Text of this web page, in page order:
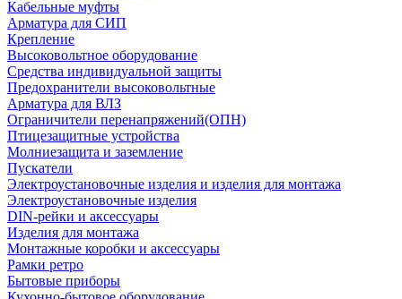
Кабельные муфты
Арматура для СИП
Крепление
Высоковольтное оборудование
Средства индивидуальной защиты
Предохранители высоковольтные
Арматура для ВЛЗ
Ограничители перенапряжений(ОПН)
Птицезащитные устройства
Молниезащита и заземление
Пускатели
Электроустановочные изделия и изделия для монтажа
Электроустановочные изделия
DIN-рейки и аксессуары
Изделия для монтажа
Монтажные коробки и аксессуары
Рамки ретро
Бытовые приборы